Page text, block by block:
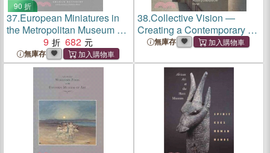
90 折
37.European Miniatures in
the Metropolitan Museum of
9 682
無庫存
38.Collective Vision ―
Creating a Contemporary Art
Museum
無庫存